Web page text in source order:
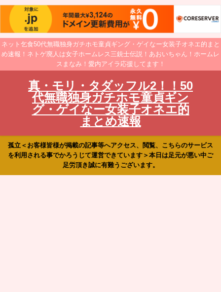
ネット乞食50代無職独身ガチホモ童貞ギング・ゲイなー女装子オネエ的まと
め速報！ネトゲ廃人は女子ホームレス三銃士伝説！あおいちゃん！ホームレ
スまなみ！愛内アイラ応援してます！
真・モリ・タダッフル2！！50
代無職独身ガチホモ童貞ギン
グ・ゲイなー女装子オネエ的
まとめ速報
孤立＜お客様皆様が掲載の記事等へアクセス、閲覧、こちらのサービス
を利用される事でかろうじて運営できています＞本日は足元が悪い中ご
足労頂き誠に有難うございます。